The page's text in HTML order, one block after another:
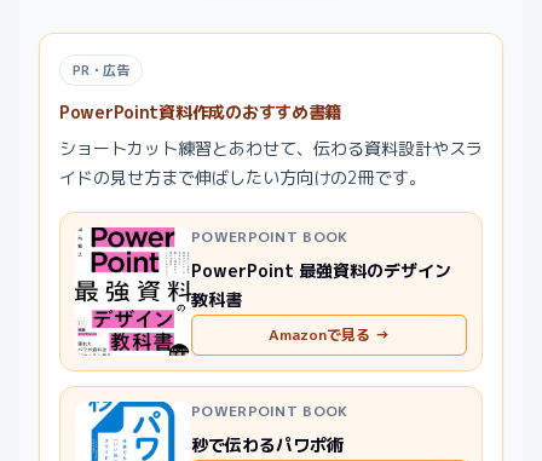
PR・広告
PowerPoint資料作成のおすすめ書籍
ショートカット練習とあわせて、伝わる資料設計やスラ
イドの見せ方まで伸ばしたい方向けの2冊です。
POWERPOINT BOOK
PowerPoint 最強資料のデザイン
教科書
Amazonで見る →
POWERPOINT BOOK
秒で伝わるパワポ術